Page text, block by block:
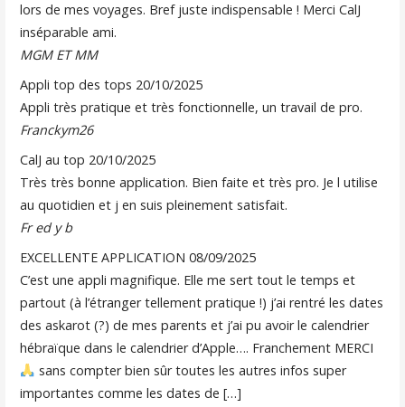
lors de mes voyages. Bref juste indispensable ! Merci CalJ
inséparable ami.
MGM ET MM
Appli top des tops 20/10/2025
Appli très pratique et très fonctionnelle, un travail de pro.
Franckym26
CalJ au top 20/10/2025
Très très bonne application. Bien faite et très pro. Je l utilise
au quotidien et j en suis pleinement satisfait.
Fr ed y b
EXCELLENTE APPLICATION08/09/2025
C’est une appli magnifique. Elle me sert tout le temps et
partout (à l’étranger tellement pratique !) j’ai rentré les dates
des askarot (?) de mes parents et j’ai pu avoir le calendrier
hébraïque dans le calendrier d’Apple…. Franchement MERCI
sans compter bien sûr toutes les autres infos super
importantes comme les dates de […]